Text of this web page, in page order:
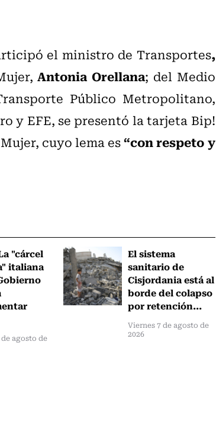
el ministro de Transportes,
Antonia Orellana; del Medio
Público Metropolitano,
y EFE, se presentó la tarjeta Bip!
cuyo lema es“con respeto y
"cárcel
italiana
agosto de
El sistema
sanitario de
Cisjordania está al
borde del colapso
por retención...
Viernes 7 de agosto de
2026